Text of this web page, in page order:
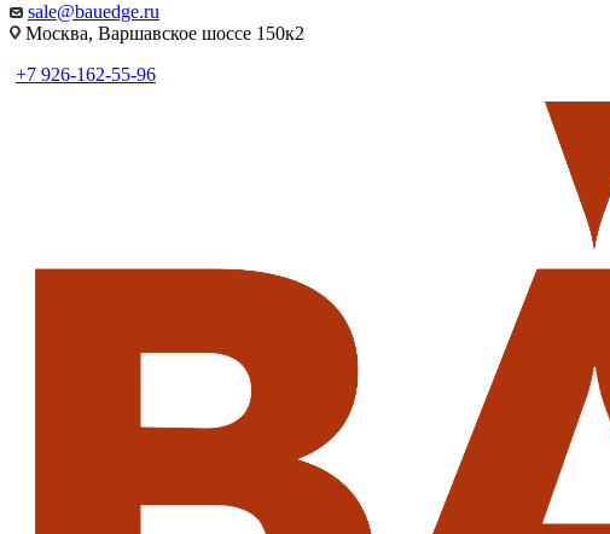
sale@bauedge.ru
Москва, Варшавское шоссе 150к2
+7 926-162-55-96